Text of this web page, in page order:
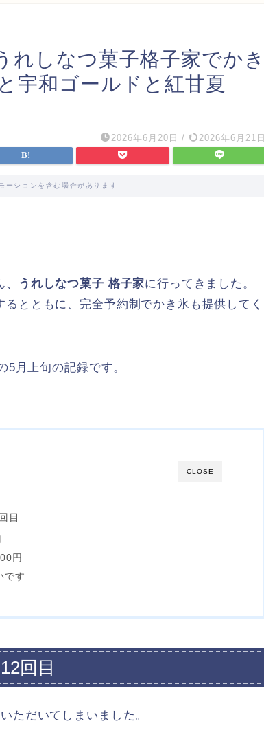
れしなつ菓子格子家でかき
宇和ゴールドと紅甘夏
2026年6月20日 / 2026年6月21日
ーションを含む場合があります
うれしなつ菓子 格子家に行ってきました。
とともに、完全予約制でかき氷も提供してく
5月上旬の記録です。
CLOSE
目
円
です
回目
ただいてしまいました。